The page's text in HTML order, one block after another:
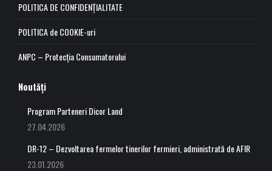
windowwindowwindowwindow
POLITICA DE CONFIDENȚIALITATE
POLITICA de COOKIE-uri
ANPC – Protecția Consumatorului
Noutăți
Program Parteneri Dicor Land
27.04.2026
DR-12 – Dezvoltarea fermelor tinerilor fermieri, administrată de AFIR
23.01.2026